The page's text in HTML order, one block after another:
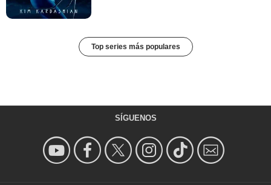
Top series más populares
SÍGUENOS